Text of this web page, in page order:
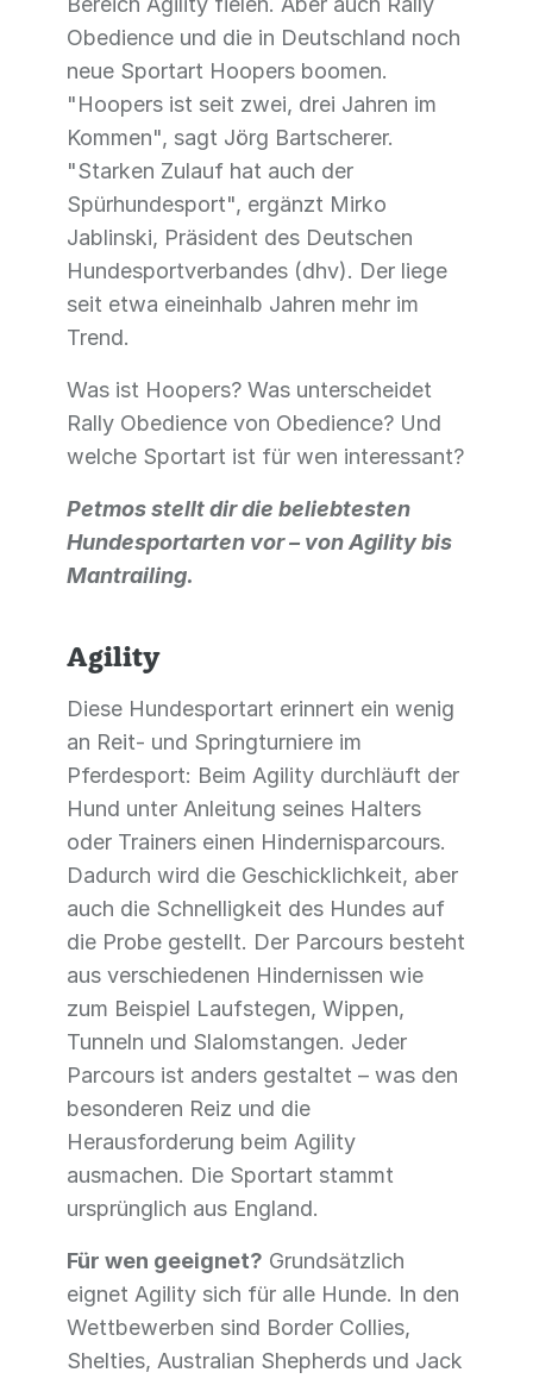
Obedience und die in Deutschland noch
neue Sportart Hoopers boomen.
"Hoopers ist seit zwei, drei Jahren im
Kommen", sagt Jörg Bartscherer.
"Starken Zulauf hat auch der
Spürhundesport", ergänzt Mirko
Jablinski, Präsident des Deutschen
Hundesportverbandes (dhv). Der liege
seit etwa eineinhalb Jahren mehr im
Trend.
Was ist Hoopers? Was unterscheidet
Rally Obedience von Obedience? Und
welche Sportart ist für wen interessant?
Petmos stellt dir die beliebtesten
Hundesportarten vor – von Agility bis
Mantrailing.
Agility
Diese Hundesportart erinnert ein wenig
an Reit- und Springturniere im
Pferdesport: Beim Agility durchläuft der
Hund unter Anleitung seines Halters
oder Trainers einen Hindernisparcours.
Dadurch wird die Geschicklichkeit, aber
auch die Schnelligkeit des Hundes auf
die Probe gestellt. Der Parcours besteht
aus verschiedenen Hindernissen wie
zum Beispiel Laufstegen, Wippen,
Tunneln und Slalomstangen. Jeder
Parcours ist anders gestaltet – was den
besonderen Reiz und die
Herausforderung beim Agility
ausmachen. Die Sportart stammt
ursprünglich aus England.
Für wen geeignet? Grundsätzlich
eignet Agility sich für alle Hunde. In den
Wettbewerben sind Border Collies,
Shelties, Australian Shepherds und Jack